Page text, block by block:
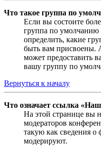
Что такое группа по
Если вы состоите
группа по умолчанию
определить, какие
быть вам присвоены.
может предоставить
вашу группу по
Вернуться к началу
Что означает ссылка
На этой странице вы
модераторов
такую как сведения о
модерируют.